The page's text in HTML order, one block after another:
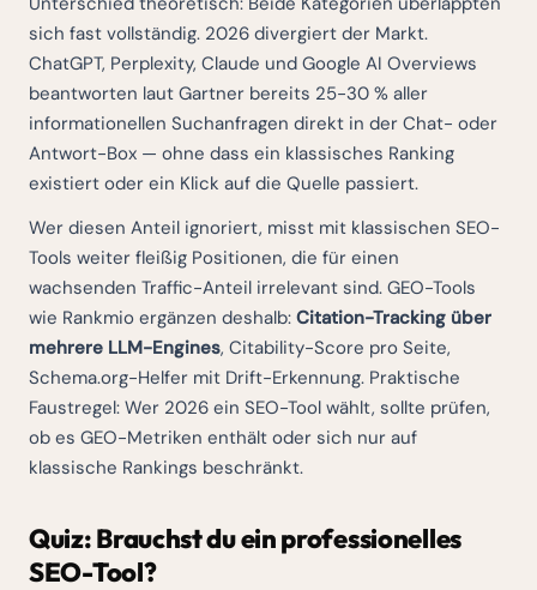
sich fast vollständig. 2026 divergiert der Markt.
ChatGPT, Perplexity, Claude und Google AI Overviews
beantworten laut Gartner bereits 25-30 % aller
informationellen Suchanfragen direkt in der Chat- oder
Antwort-Box — ohne dass ein klassisches Ranking
existiert oder ein Klick auf die Quelle passiert.
Wer diesen Anteil ignoriert, misst mit klassischen SEO-
Tools weiter fleißig Positionen, die für einen
wachsenden Traffic-Anteil irrelevant sind. GEO-Tools
wie Rankmio ergänzen deshalb: Citation-Tracking über
mehrere LLM-Engines, Citability-Score pro Seite,
Schema.org-Helfer mit Drift-Erkennung. Praktische
Faustregel: Wer 2026 ein SEO-Tool wählt, sollte prüfen,
ob es GEO-Metriken enthält oder sich nur auf
klassische Rankings beschränkt.
Quiz: Brauchst du ein professionelles
SEO-Tool?